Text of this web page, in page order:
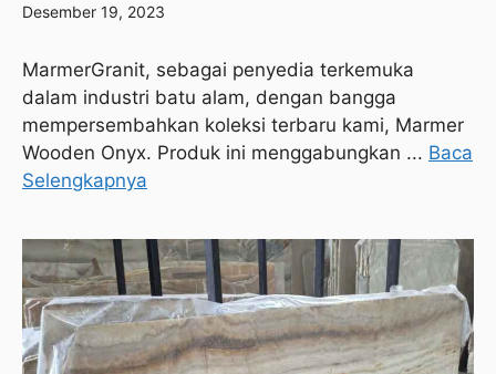
Desember 19, 2023
MarmerGranit, sebagai penyedia terkemuka
dalam industri batu alam, dengan bangga
mempersembahkan koleksi terbaru kami, Marmer
Wooden Onyx. Produk ini menggabungkan ... Baca
Selengkapnya